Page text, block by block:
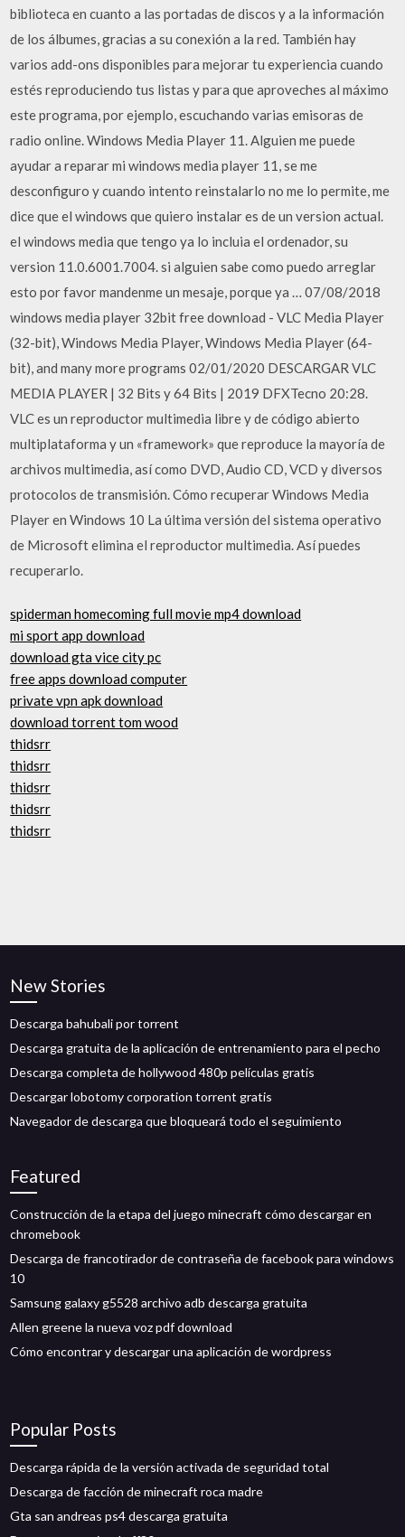
biblioteca en cuanto a las portadas de discos y a la información
de los álbumes, gracias a su conexión a la red. También hay
varios add-ons disponibles para mejorar tu experiencia cuando
estés reproduciendo tus listas y para que aproveches al máximo
este programa, por ejemplo, escuchando varias emisoras de
radio online. Windows Media Player 11. Alguien me puede
ayudar a reparar mi windows media player 11, se me
desconfiguro y cuando intento reinstalarlo no me lo permite, me
dice que el windows que quiero instalar es de un version actual.
el windows media que tengo ya lo incluia el ordenador, su
version 11.0.6001.7004. si alguien sabe como puedo arreglar
esto por favor mandenme un mesaje, porque ya … 07/08/2018
windows media player 32bit free download - VLC Media Player
(32-bit), Windows Media Player, Windows Media Player (64-
bit), and many more programs 02/01/2020 DESCARGAR VLC
MEDIA PLAYER | 32 Bits y 64 Bits | 2019 DFXTecno 20:28.
VLC es un reproductor multimedia libre y de código abierto
multiplataforma y un «framework» que reproduce la mayoría de
archivos multimedia, así como DVD, Audio CD, VCD y diversos
protocolos de transmisión. Cómo recuperar Windows Media
Player en Windows 10 La última versión del sistema operativo
de Microsoft elimina el reproductor multimedia. Así puedes
recuperarlo.
spiderman homecoming full movie mp4 download
mi sport app download
download gta vice city pc
free apps download computer
private vpn apk download
download torrent tom wood
thidsrr
thidsrr
thidsrr
thidsrr
thidsrr
New Stories
Descarga bahubali por torrent
Descarga gratuita de la aplicación de entrenamiento para el pecho
Descarga completa de hollywood 480p películas gratis
Descargar lobotomy corporation torrent gratis
Navegador de descarga que bloqueará todo el seguimiento
Featured
Construcción de la etapa del juego minecraft cómo descargar en
chromebook
Descarga de francotirador de contraseña de facebook para windows
10
Samsung galaxy g5528 archivo adb descarga gratuita
Allen greene la nueva voz pdf download
Cómo encontrar y descargar una aplicación de wordpress
Popular Posts
Descarga rápida de la versión activada de seguridad total
Descarga de facción de minecraft roca madre
Gta san andreas ps4 descarga gratuita